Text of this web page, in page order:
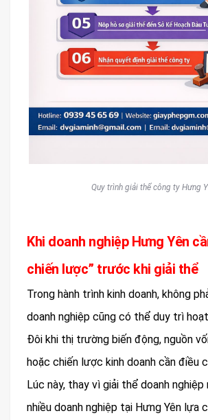
Quy trình giải thể công ty Hưng
Khi doanh nghiệp Hưng Yên
chiến lược” trước khi giải thể
Trong hành trình kinh doanh, không
doanh nghiệp cũng có thể duy trì
Đôi khi thị trường biến động, nguồn
hoặc chiến lược kinh doanh cần điều
Lúc này, thay vì giải thể doanh
nhiều doanh nghiệp tại Hưng Yên lựa